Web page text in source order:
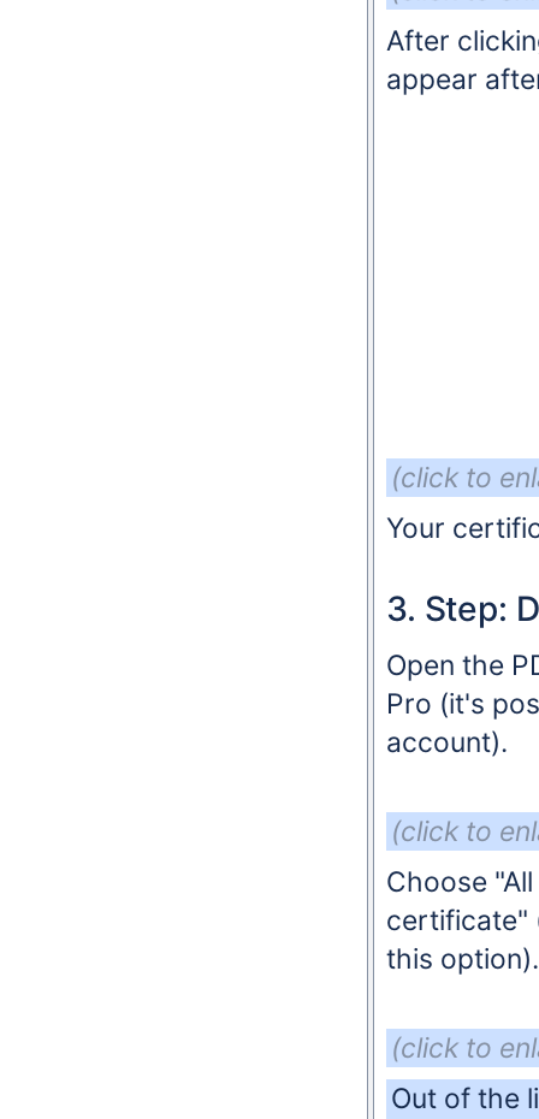
After
appear
(click to
Your
3. Step:
Open the
Pro (it's
account).
(click to
Choose
certificate"
this
(click to
Out of the